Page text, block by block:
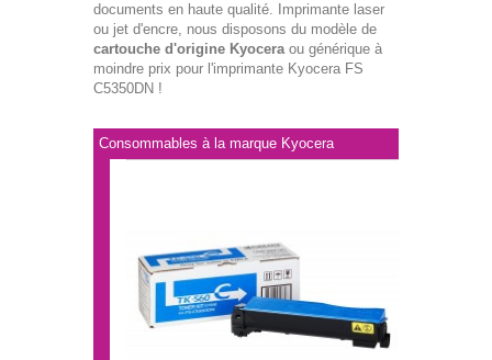
documents en haute qualité. Imprimante laser
ou jet d'encre, nous disposons du modèle de
cartouche d'origine Kyoceraou générique à
moindre prix pour l'imprimante Kyocera FS
C5350DN !
Consommables à la marque Kyocera